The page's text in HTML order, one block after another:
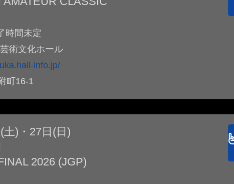
時間未定
術文化ホール
info.jp/
町16-1
土)・27日(日)
2026 (JGP)